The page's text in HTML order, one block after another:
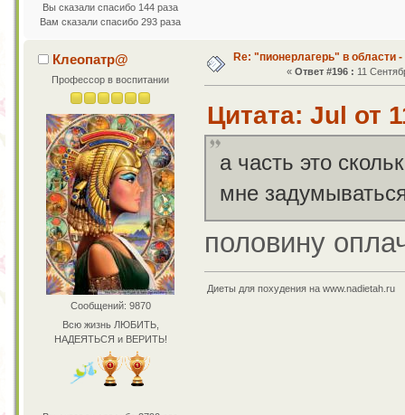
Вы сказали спасибо 144 раза
Вам сказали спасибо 293 раза
Клеопатр@
Профессор в воспитании
Сообщений: 9870
Всю жизнь ЛЮБИТЬ,
НАДЕЯТЬСЯ и ВЕРИТЬ!
Re: "пионерлагерь" в области -
«Ответ #196 : 11
Цитата: Jul от
а часть это
мне
половину
Диеты для похудения на www.nadietah.ru